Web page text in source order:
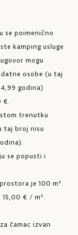
se poimenično
kamping usluge
mogu
osobe (u taj
godina)
€.
trenutku
taj broj nisu
se popusti i
je 100 m².
€ / m².
čamac izvan